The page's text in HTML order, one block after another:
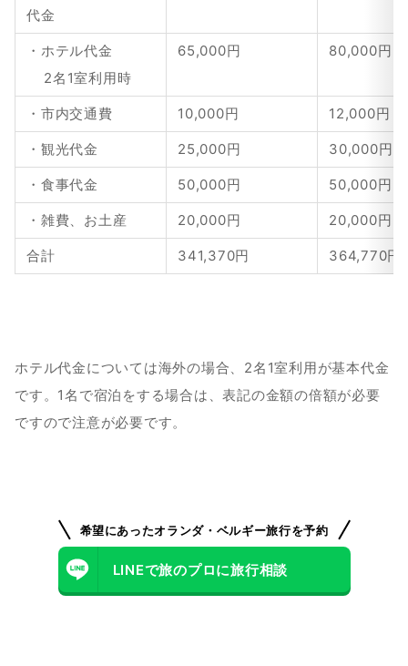
代金
・ホテル代金
2名1室利用時
65,000円 80,000円
・市内交通費 10,000円 12,000円
・観光代金 25,000円 30,000円
・食事代金 50,000円 50,000円
・雑費、お土産 20,000円 20,000円
合計 341,370円 364,770円
ホテル代金については海外の場合、2名1室利用が基本代金
です。1名で宿泊をする場合は、表記の金額の倍額が必要
ですので注意が必要です。
希望にあったオランダ・ベルギー旅行を予約
LINEで旅のプロに旅行相談